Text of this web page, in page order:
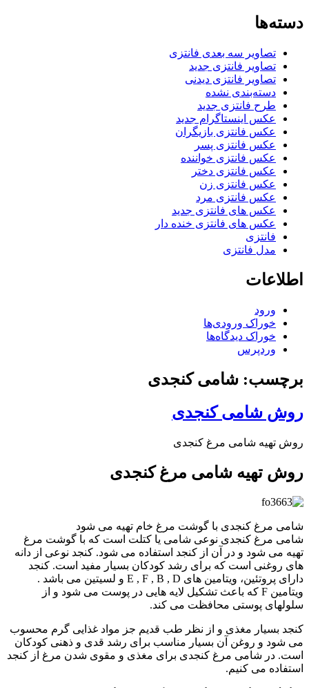
دسته‌ها
تصاویر سه بعدی فانتزی
تصاویر فانتزی جدید
تصاویر فانتزی دیدنی
دسته‌بندی نشده
طرح فانتزی جدید
عکس اینستاگرام جدید
عکس فانتزی بازیگران
عکس فانتزی پسر
عکس فانتزی خواننده
عکس فانتزی دختر
عکس فانتزی زن
عکس فانتزی مرد
عکس های فانتزی جدید
عکس های فانتزی خنده دار
فانتزی
مدل فانتزی
اطلاعات
ورود
خوراک ورودی‌ها
خوراک دیدگاه‌ها
وردپرس
برچسب: شامی کنجدی
روش شامی کنجدی
روش تهیه شامی مرغ کنجدی
روش تهیه شامی مرغ کنجدی
شامی مرغ کنجدی با گوشت مرغ خام تهیه می شود
شامی مرغ کنجدی نوعی شامی یا کتلت است که با گوشت مرغ
تهیه می شود و در آن از کنجد استفاده می شود. کنجد نوعی از دانه
های روغنی است که برای رشد کودکان بسیار مفید است. کنجد
دارای پروتئین، ویتامین های E , F , B , D و لسیتین می باشد .
ویتامین F که باعث تشکیل لایه هایی در پوست می شود و از
سلولهای پوستی محافظت می کند.
کنجد بسیار مغذی و از نظر طب قدیم جز مواد غذایی گرم محسوب
می شود و روغن آن بسیار مناسب برای رشد قدی و ذهنی کودکان
است. در شامی مرغ کنجدی برای مغذی و مقوی شدن مرغ از کنجد
استفاده می کنیم.